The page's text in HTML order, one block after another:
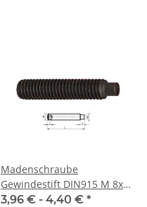
Madenschraube
Gewindestift DIN915 M 8x40
Zapfen 10x
3,96 € - 4,40 € *